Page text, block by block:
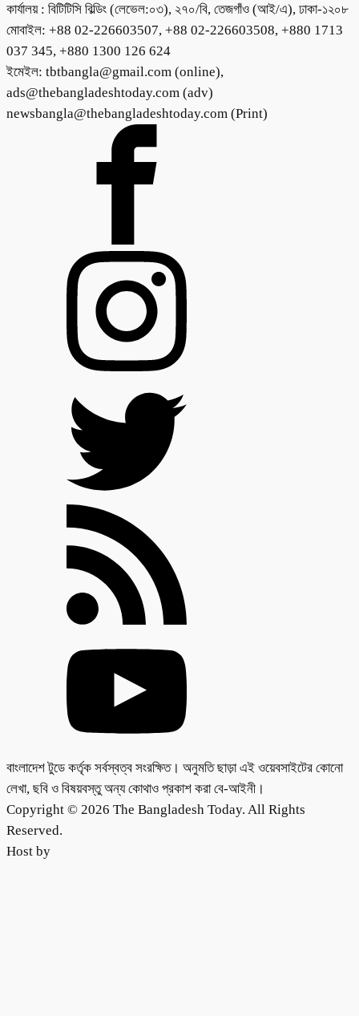
কার্যালয় : বিটিটিসি বিল্ডিং (লেভেল:০৩), ২৭০/বি, তেজগাঁও (আই/এ), ঢাকা-১২০৮
মোবাইল: +88 02-226603507, +88 02-226603508, +880 1713
037 345, +880 1300 126 624
ইমেইল: tbtbangla@gmail.com (online),
ads@thebangladeshtoday.com (adv)
newsbangla@thebangladeshtoday.com (Print)
বাংলাদেশ টুডে কর্তৃক সর্বস্বত্ব সংরক্ষিত। অনুমতি ছাড়া এই ওয়েবসাইটের কোনো
লেখা, ছবি ও বিষয়বস্তু অন্য কোথাও প্রকাশ করা বে-আইনী।
Copyright © 2026 The Bangladesh Today. All Rights
Reserved.
Host by